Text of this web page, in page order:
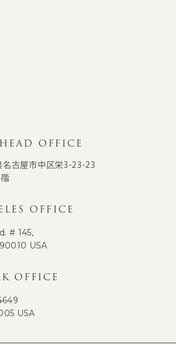
OFFICE
名古屋市中区栄3-23-23
OFFICE
# 145,
USA
OFFICE
USA